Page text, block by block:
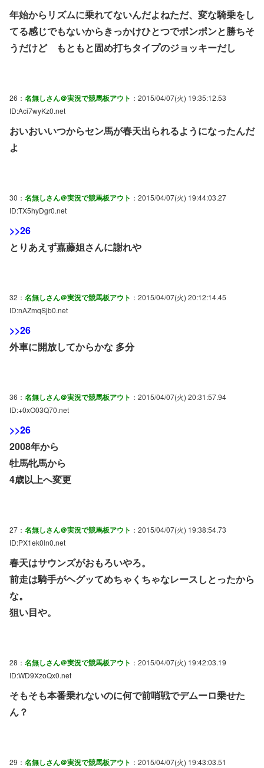
年始からリズムに乗れてないんだよねただ、変な騎乗をし
てる感じでもないからきっかけひとつでポンポンと勝ちそ
うだけど もともと固め打ちタイプのジョッキーだし
26： 名無しさん＠実況で競馬板アウト ：2015/04/07(火) 19:35:12.53
ID:Aci7wyKz0.net
おいおいいつからセン馬が春天出られるようになったんだ
よ
30： 名無しさん＠実況で競馬板アウト ：2015/04/07(火) 19:44:03.27
ID:TX5hyDgr0.net
>>26
とりあえず嘉藤姐さんに謝れや
32： 名無しさん＠実況で競馬板アウト ：2015/04/07(火) 20:12:14.45
ID:nAZmqSjb0.net
>>26
外車に開放してからかな 多分
36： 名無しさん＠実況で競馬板アウト ：2015/04/07(火) 20:31:57.94
ID:+0xO03Q70.net
>>26
2008年から
牡馬牝馬から
4歳以上へ変更
27： 名無しさん＠実況で競馬板アウト ：2015/04/07(火) 19:38:54.73
ID:PX1ek0ln0.net
春天はサウンズがおもろいやろ。
前走は騎手がヘグッてめちゃくちゃなレースしとったから
な。
狙い目や。
28： 名無しさん＠実況で競馬板アウト ：2015/04/07(火) 19:42:03.19
ID:WD9XzoQx0.net
そもそも本番乗れないのに何で前哨戦でデムーロ乗せた
ん？
29： 名無しさん＠実況で競馬板アウト ：2015/04/07(火) 19:43:03.51